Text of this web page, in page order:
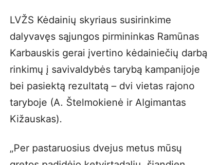
LVŽS Kėdainių skyriaus susirinkime
dalyvavęs sąjungos pirmininkas Ramūnas
Karbauskis gerai įvertino kėdainiečių darbą
rinkimų į savivaldybės tarybą kampanijoje
bei pasiektą rezultatą – dvi vietas rajono
taryboje (A. Štelmokienė ir Algimantas
Kižauskas).
„Per pastaruosius dvejus metus mūsų